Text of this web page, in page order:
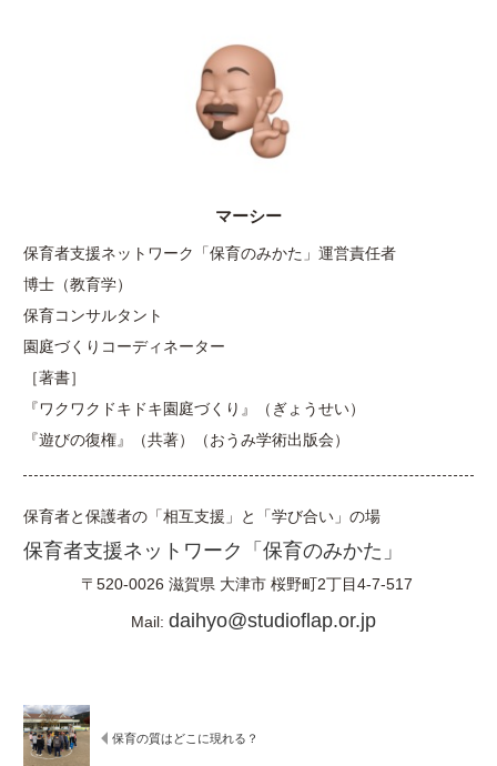
マーシー
保育者支援ネットワーク「保育のみかた」運営責任者
博士（教育学）
保育コンサルタント
園庭づくりコーディネーター
［著書］
『ワクワクドキドキ園庭づくり』（ぎょうせい）
『遊びの復権』（共著）（おうみ学術出版会）
保育者と保護者の「相互支援」と「学び合い」の場
保育者支援ネットワーク「保育のみかた」
〒520-0026 滋賀県 大津市 桜野町2丁目4-7-517
Mail: daihyo@studioflap.or.jp
保育の質はどこに現れる？